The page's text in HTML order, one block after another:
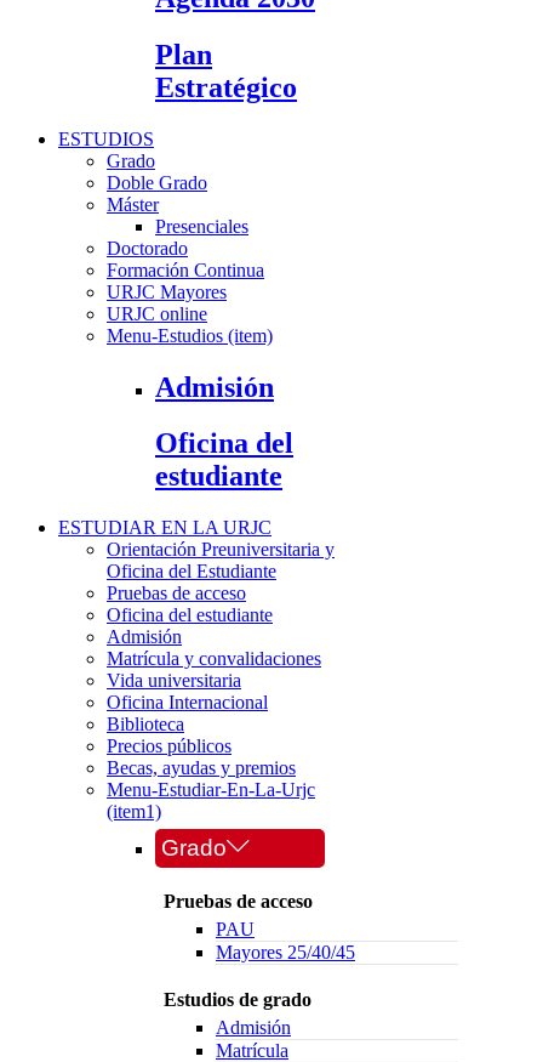
Plan
Estratégico
ESTUDIOS
Grado
Doble Grado
Máster
Presenciales
Doctorado
Formación Continua
URJC Mayores
URJC online
Menu-Estudios (item)
Admisión
Oficina del
estudiante
ESTUDIAR EN LA URJC
Orientación Preuniversitaria y
Oficina del Estudiante
Pruebas de acceso
Oficina del estudiante
Admisión
Matrícula y convalidaciones
Vida universitaria
Oficina Internacional
Biblioteca
Precios públicos
Becas, ayudas y premios
Menu-Estudiar-En-La-Urjc
(item1)
Grado
Pruebas de acceso
PAU
Mayores 25/40/45
Estudios de grado
Admisión
Matrícula